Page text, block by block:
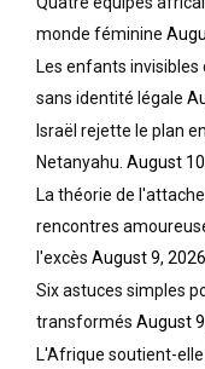
monde féminine
Les enfants
sans identité légale
Israël rejette le plan
Netanyahu. August
La théorie de
rencontres
l'excès August 9,
Six astuces simples
transformés August
L'Afrique soutient-